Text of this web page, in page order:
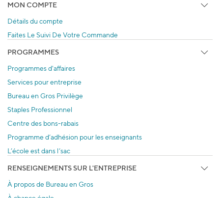
MON COMPTE
Détails du compte
Faites Le Suivi De Votre Commande
PROGRAMMES
Programmes d'affaires
Services pour entreprise
Bureau en Gros Privilège
Staples Professionnel
Centre des bons-rabais
Programme d’adhésion pour les enseignants
L’école est dans l’sac
RENSEIGNEMENTS SUR L'ENTREPRISE
À propos de Bureau en Gros